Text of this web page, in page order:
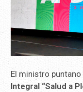
El ministro
Integral “Salud a